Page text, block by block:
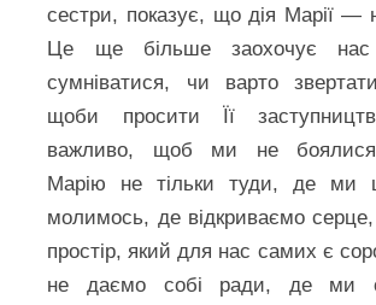
сестри, показує, що дія Марії —
Це ще більше заохочує нас
сумніватися, чи варто
щоби просити Її
важливо, щоб ми не боялися
Марію не тільки туди, де ми
молимось, де відкриваємо
простір, який для нас самих є
не даємо собі ради, де ми